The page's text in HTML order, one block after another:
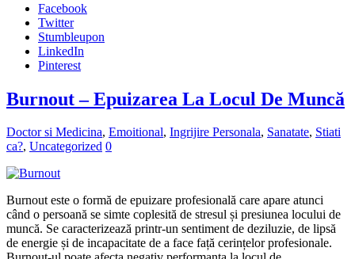
Facebook
Twitter
Stumbleupon
LinkedIn
Pinterest
Burnout – Epuizarea La Locul De Muncă
Doctor si Medicina, Emoitional, Ingrijire Personala, Sanatate, Stiati
ca?, Uncategorized 0
Burnout este o formă de epuizare profesională care apare atunci
când o persoană se simte coplesită de stresul și presiunea locului de
muncă. Se caracterizează printr-un sentiment de deziluzie, de lipsă
de energie și de incapacitate de a face față cerințelor profesionale.